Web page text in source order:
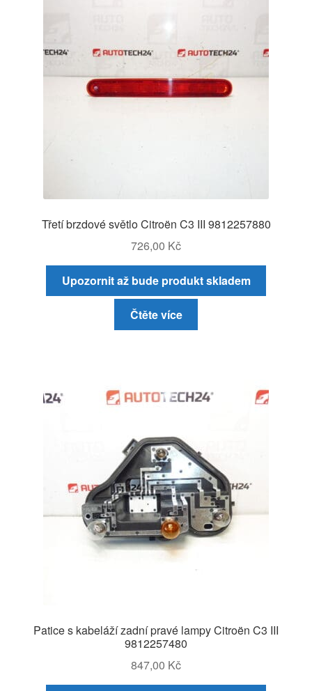
Třetí brzdové světlo Citroën C3 III 9812257880
726,00 Kč
Upozornit až bude produkt skladem
Čtěte více
Patice s kabeláží zadní pravé lampy Citroën C3 III
9812257480
847,00 Kč